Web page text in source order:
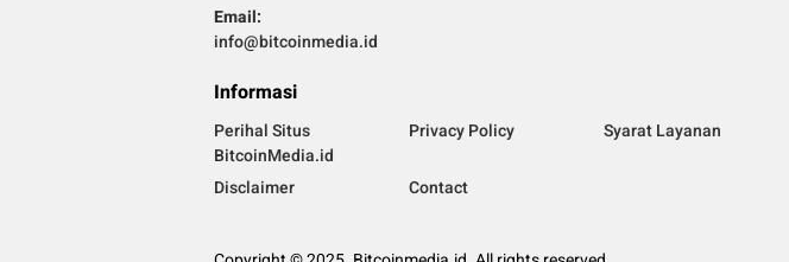
Email:
info@bitcoinmedia.id
Informasi
Perihal Situs
BitcoinMedia.id
Privacy Policy Syarat Layanan
Disclaimer Contact